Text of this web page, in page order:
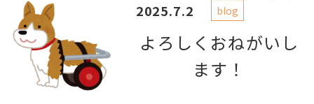
よろしくおねがいし
ます！
2025.7.2 blog